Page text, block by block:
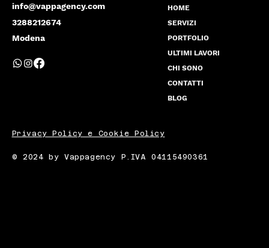
info@vappagency.com
3288212674
Modena
HOME
SERVIZI
PORTFOLIO
ULTIMI LAVORI
CHI SONO
CONTATTI
BLOG
Privacy Policy e Cookie Policy
© 2024 by Vappagency P.IVA 04115490361